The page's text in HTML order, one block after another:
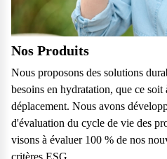
Nos Produits
Nous proposons des solutions
besoins en hydratation, que ce
déplacement. Nous avons
d'évaluation du cycle de vie des
visons à évaluer 100 % de nos
critères ESG.